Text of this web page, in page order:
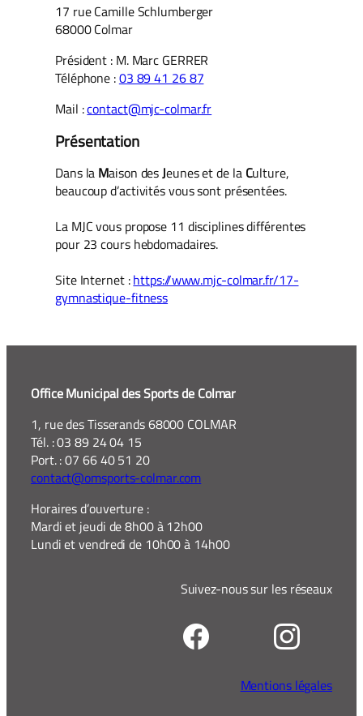
17 rue Camille Schlumberger
68000 Colmar
Président : M. Marc GERRER
Téléphone :03 89 41 26 87
Mail :contact@mjc-colmar.fr
Présentation
Dans la Maison desJeunes et de la Culture,
beaucoup d’activités vous sont présentées.
La MJC vous propose 11 disciplines différentes
pour 23 cours hebdomadaires.
Site Internet :https://www.mjc-colmar.fr/17-
gymnastique-fitness
Office Municipal des Sports de Colmar
1, rue des Tisserands 68000 COLMAR
Tél. : 03 89 24 04 15
Port. : 07 66 40 51 20
contact@omsports-colmar.com
Horaires d’ouverture :
Mardi et jeudi de 8h00 à 12h00
Lundi et vendredi de 10h00 à 14h00
Suivez-nous sur les réseaux
Mentions légales